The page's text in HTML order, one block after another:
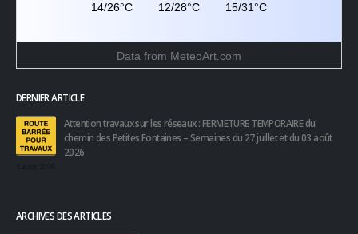
14/26°C 12/28°C 15/31°C
Data from MeteoArt.com
DERNIER ARTICLE
Attention travaux sur les réseaux : FERMETURE TEMPORAIRE du
chemin des Petites Fontaines – Semaines du 27 juillet et du 03 août
2026
ARCHIVES DES ARTICLES